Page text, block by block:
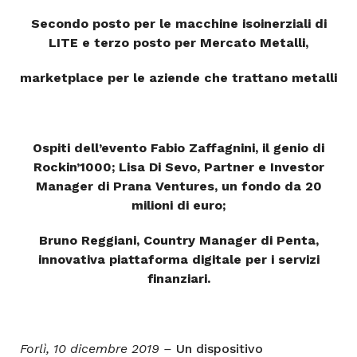
Secondo posto per le macchine isoinerziali di
LITE e terzo posto per Mercato Metalli,
marketplace per le aziende che trattano metalli
Ospiti dell’evento Fabio Zaffagnini, il genio di
Rockin’1000; Lisa Di Sevo, Partner e Investor
Manager di Prana Ventures, un fondo da 20
milioni di euro;
Bruno Reggiani, Country Manager di Penta,
innovativa piattaforma digitale per i servizi
finanziari.
Forlì, 10 dicembre 2019 – Un dispositivo